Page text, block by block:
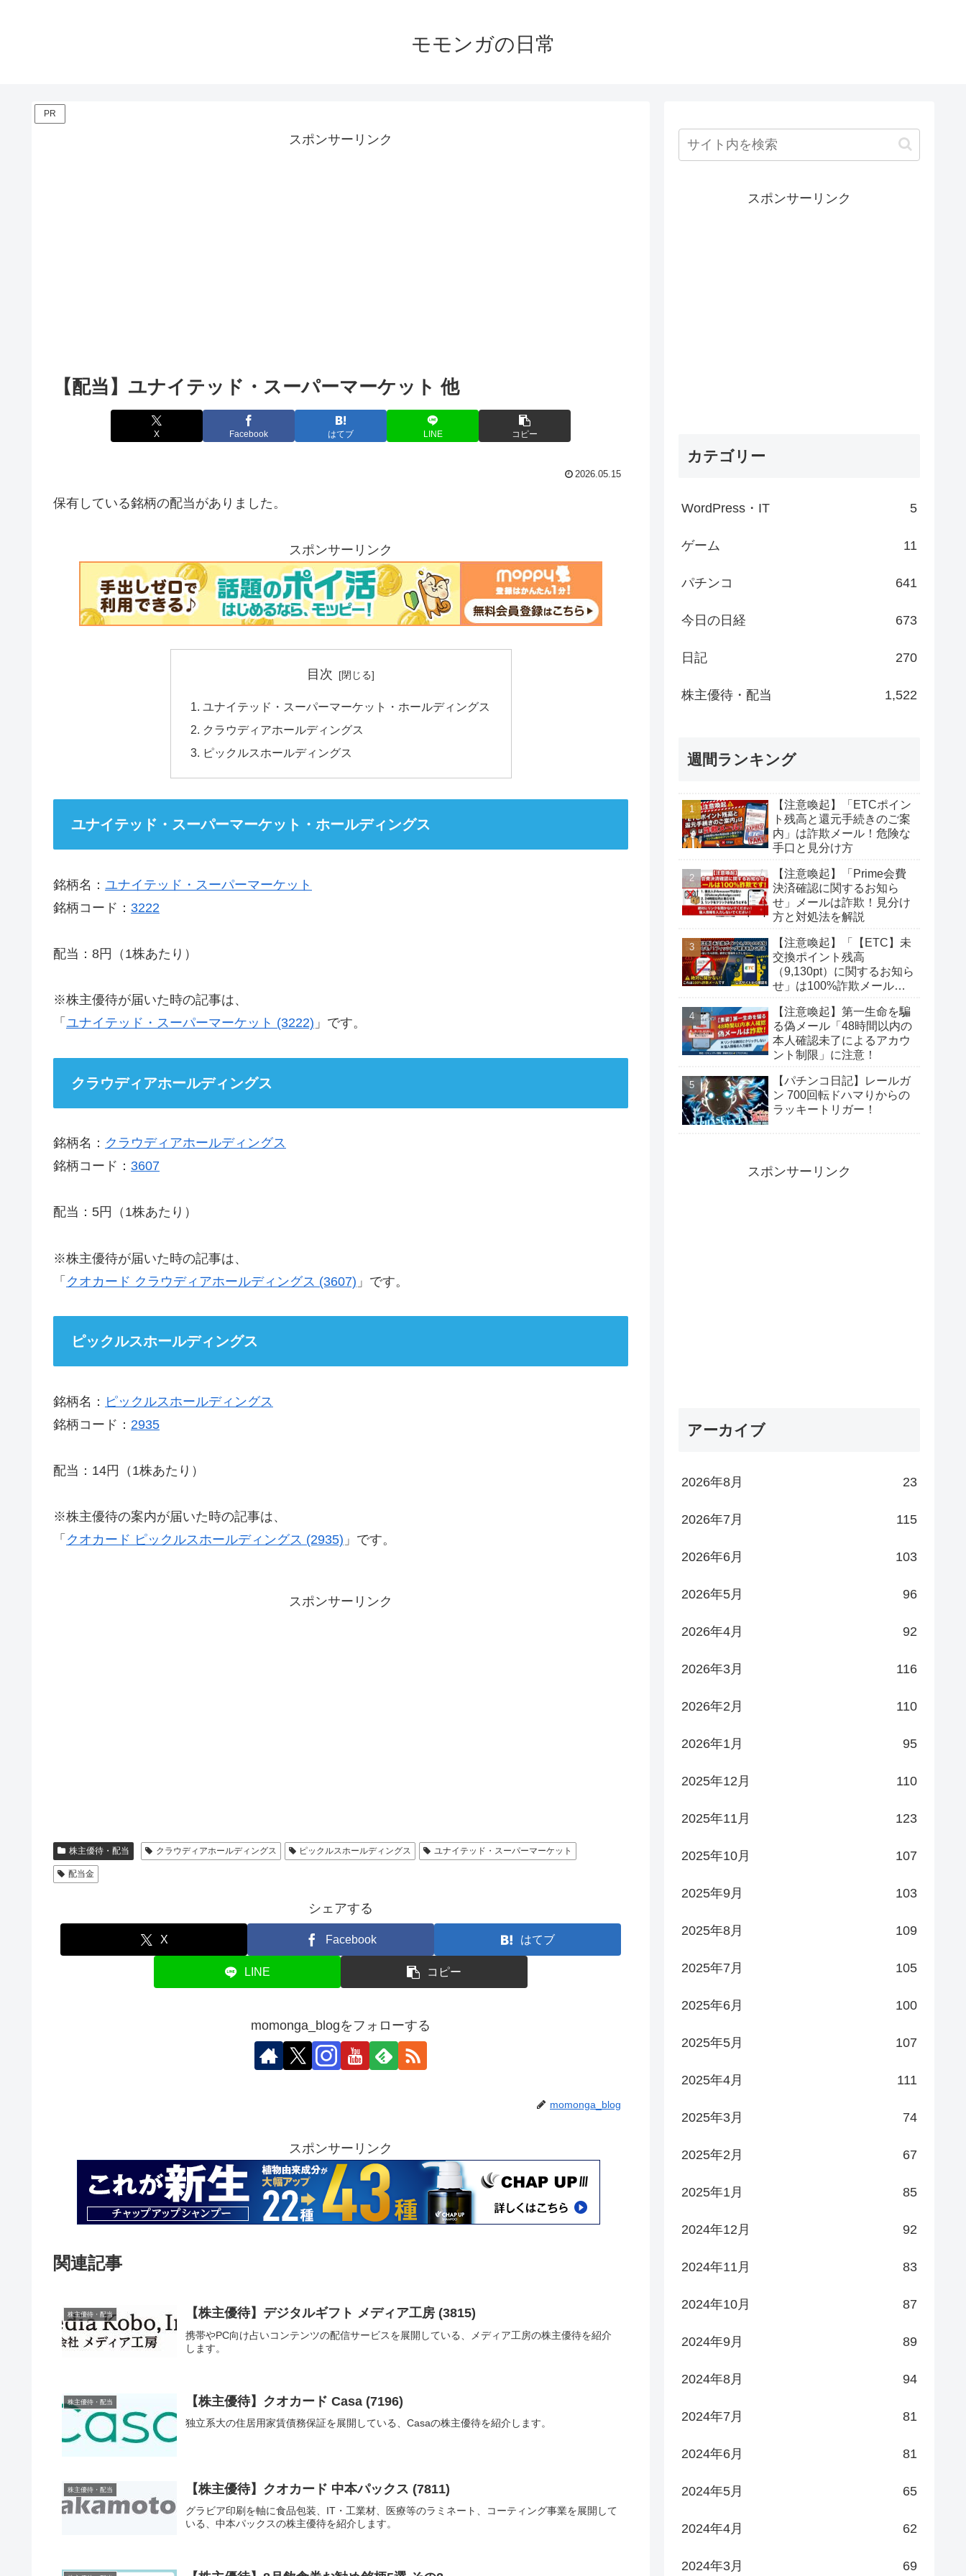
モモンガの日常
PR
スポンサーリンク
【配当】ユナイテッド・スーパーマーケット 他
X Facebook はてブ LINE コピー
2026.05.15
保有している銘柄の配当がありました。
スポンサーリンク
目次
ユナイテッド・スーパーマーケット・ホールディングス
クラウディアホールディングス
ピックルスホールディングス
ユナイテッド・スーパーマーケット・ホールディングス
銘柄名： ユナイテッド・スーパーマーケット
銘柄コード： 3222
配当：8円（1株あたり）
※株主優待が届いた時の記事は、
「 ユナイテッド・スーパーマーケット (3222) 」です。
クラウディアホールディングス
銘柄名： クラウディアホールディングス
銘柄コード： 3607
配当：5円（1株あたり）
※株主優待が届いた時の記事は、
「 クオカード クラウディアホールディングス (3607) 」です。
ピックルスホールディングス
銘柄名： ピックルスホールディングス
銘柄コード： 2935
配当：14円（1株あたり）
※株主優待の案内が届いた時の記事は、
「 クオカード ピックルスホールディングス (2935) 」です。
スポンサーリンク
株主優待・配当 クラウディアホールディングス ピックルスホールディングス ユナイテッド・スーパーマーケット
配当金
シェアする
X Facebook はてブ
LINE コピー
momonga_blogをフォローする
momonga_blog
スポンサーリンク
関連記事
株主優待・配当 【株主優待】デジタルギフト メディア工房 (3815)
携帯やPC向け占いコンテンツの配信サービスを展開している、メディア工房の株主優待を紹介
します。
株主優待・配当 【株主優待】クオカード Casa (7196)
独立系大の住居用家賃債務保証を展開している、Casaの株主優待を紹介します。
株主優待・配当 【株主優待】クオカード 中本パックス (7811)
グラビア印刷を軸に食品包装、IT・工業材、医療等のラミネート、コーティング事業を展開して
いる、中本パックスの株主優待を紹介します。
スポンサーリンク
カテゴリー
WordPress・IT 5
ゲーム 11
パチンコ 641
今日の日経 673
日記 270
株主優待・配当 1,522
週間ランキング
【注意喚起】「ETCポイン
ト残高と還元手続きのご案
内」は詐欺メール！危険な
手口と見分け方
【注意喚起】「Prime会費
決済確認に関するお知ら
せ」メールは詐欺！見分け
方と対処法を解説
【注意喚起】「【ETC】未
交換ポイント残高
（9,130pt）に関するお知ら
せ」は100%詐欺メール！
【注意喚起】第一生命を騙
る偽メール「48時間以内の
本人確認未了によるアカウ
ント制限」に注意！
【パチンコ日記】レールガ
ン 700回転ドハマりからの
ラッキートリガー！
スポンサーリンク
アーカイブ
2026年8月 23
2026年7月 115
2026年6月 103
2026年5月 96
2026年4月 92
2026年3月 116
2026年2月 110
2026年1月 95
2025年12月 110
2025年11月 123
2025年10月 107
2025年9月 103
2025年8月 109
2025年7月 105
2025年6月 100
2025年5月 107
2025年4月 111
2025年3月 74
2025年2月 67
2025年1月 85
2024年12月 92
2024年11月 83
2024年10月 87
2024年9月 89
2024年8月 94
2024年7月 81
2024年6月 81
2024年5月 65
2024年4月 62
2024年3月 69